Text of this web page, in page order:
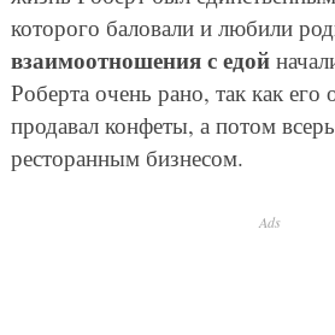
которого баловали и любили
взаимоотношения с едой
Роберта очень рано, так как его
продавал конфеты, а потом
ресторанным бизнесом.
Ads